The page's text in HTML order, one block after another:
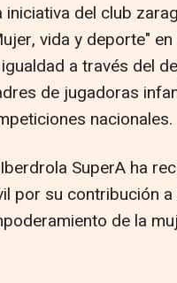
del club
vida y deporte"
a través del
de jugadoras
nacionales.
SuperA ha
por su contribución
de la